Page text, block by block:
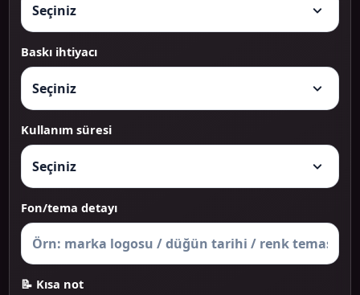
Baskı ihtiyacı
Kullanım süresi
Fon/tema detayı
📝 Kısa not